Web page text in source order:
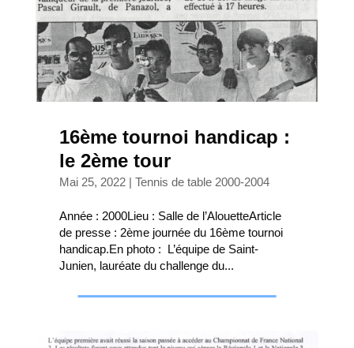
16ème tournoi handicap :
le 2ème tour
Mai 25, 2022| Tennis de table 2000-2004
Année : 2000Lieu : Salle de l’AlouetteArticle
de presse : 2ème journée du 16ème tournoi
handicap.En photo : L’équipe de Saint-
Junien, lauréate du challenge du...